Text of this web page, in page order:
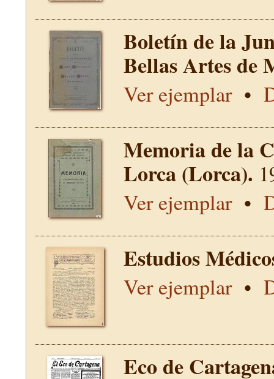
Boletín de la
Bellas Artes
Ver ejemplar•
Memoria de la
Lorca (Lorca).
Ver ejemplar•
Estudios
Ver ejemplar•
Eco de